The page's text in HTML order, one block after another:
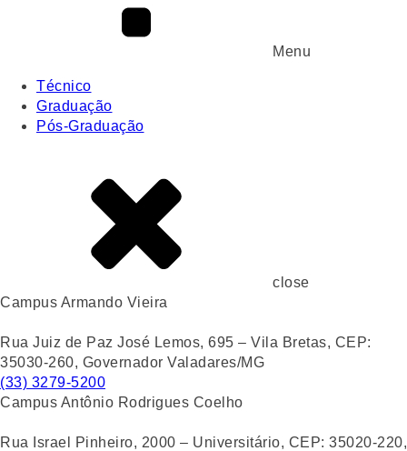
Menu
Técnico
Graduação
Pós-Graduação
close
Campus Armando Vieira
Rua Juiz de Paz José Lemos, 695 – Vila Bretas, CEP:
35030-260, Governador Valadares/MG
(33) 3279-5200
Campus Antônio Rodrigues Coelho
Rua Israel Pinheiro, 2000 – Universitário, CEP: 35020-220,